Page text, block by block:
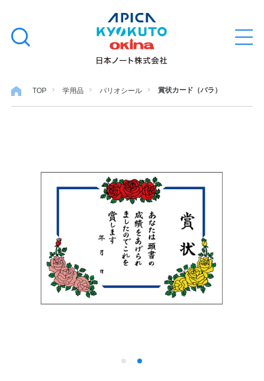
文
キ
ッ
閉
検
る
日用・事務用品
特集・コラム
ノートの豆知識
探求・自主学習のすすめ
TOP 学用品 パリオシール 賞状カード（バラ）